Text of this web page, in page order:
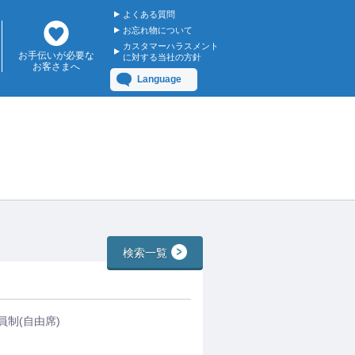
よくある質問
お忘れ物について
カスタマーハラスメント
に対する当社の方針
Language
お手伝いが必要な
お客さまへ
検索一覧
制(自由席)